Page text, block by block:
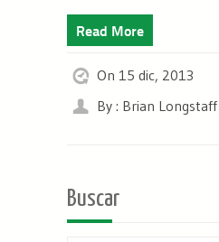
Read More
On 15 dic, 2013
By : Brian Longstaff
Buscar